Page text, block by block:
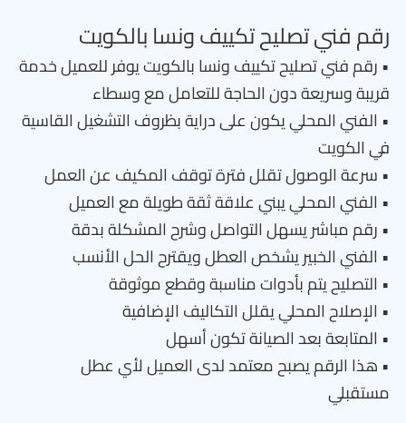
رقم فني تصليح تكييف ونسا بالكويت
• رقم فني تصليح تكييف ونسا بالكويت يوفر للعميل خدمة
قريبة وسريعة دون الحاجة للتعامل مع وسطاء
• الفني المحلي يكون على دراية بظروف التشغيل القاسية
في الكويت
• سرعة الوصول تقلل فترة توقف المكيف عن العمل
• الفني المحلي يبني علاقة ثقة طويلة مع العميل
• رقم مباشر يسهل التواصل وشرح المشكلة بدقة
• الفني الخبير يشخص العطل ويقترح الحل الأنسب
• التصليح يتم بأدوات مناسبة وقطع موثوقة
• الإصلاح المحلي يقلل التكاليف الإضافية
• المتابعة بعد الصيانة تكون أسهل
• هذا الرقم يصبح معتمد لدى العميل لأي عطل
مستقبلي